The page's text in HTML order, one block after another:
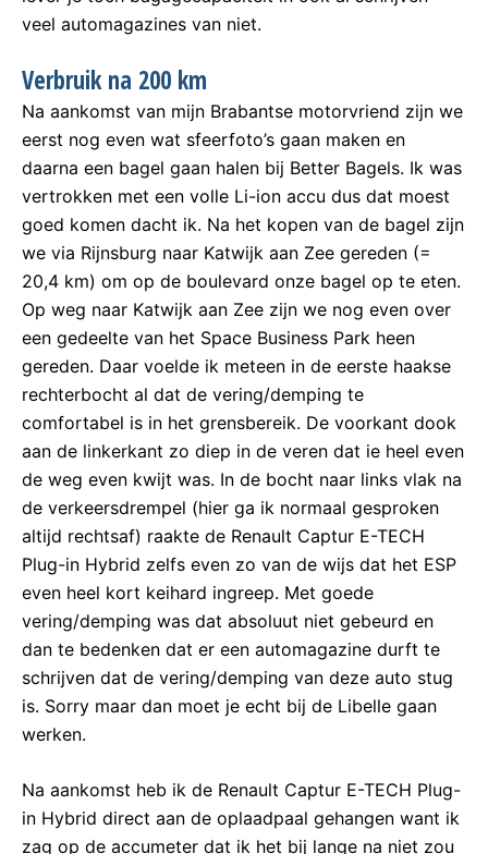
veel automagazines van niet.
Verbruik na 200 km
Na aankomst van mijn Brabantse motorvriend zijn we
eerst nog even wat sfeerfoto’s gaan maken en
daarna een bagel gaan halen bij Better Bagels. Ik was
vertrokken met een volle Li-ion accu dus dat moest
goed komen dacht ik. Na het kopen van de bagel zijn
we via Rijnsburg naar Katwijk aan Zee gereden (=
20,4 km) om op de boulevard onze bagel op te eten.
Op weg naar Katwijk aan Zee zijn we nog even over
een gedeelte van het Space Business Park heen
gereden. Daar voelde ik meteen in de eerste haakse
rechterbocht al dat de vering/demping te
comfortabel is in het grensbereik. De voorkant dook
aan de linkerkant zo diep in de veren dat ie heel even
de weg even kwijt was. In de bocht naar links vlak na
de verkeersdrempel (hier ga ik normaal gesproken
altijd rechtsaf) raakte de Renault Captur E-TECH
Plug-in Hybrid zelfs even zo van de wijs dat het ESP
even heel kort keihard ingreep. Met goede
vering/demping was dat absoluut niet gebeurd en
dan te bedenken dat er een automagazine durft te
schrijven dat de vering/demping van deze auto stug
is. Sorry maar dan moet je echt bij de Libelle gaan
werken.
Na aankomst heb ik de Renault Captur E-TECH Plug-
in Hybrid direct aan de oplaadpaal gehangen want ik
zag op de accumeter dat ik het bij lange na niet zou